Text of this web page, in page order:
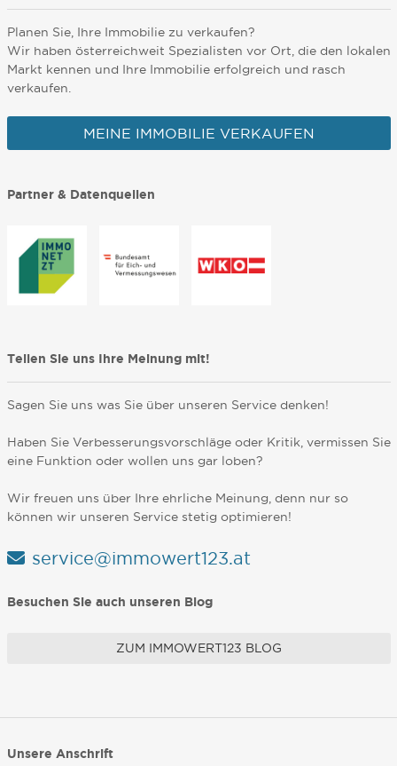
Planen Sie, Ihre Immobilie zu verkaufen?
Wir haben österreichweit Spezialisten vor Ort, die den lokalen
Markt kennen und Ihre Immobilie erfolgreich und rasch
verkaufen.
MEINE IMMOBILIE VERKAUFEN
Partner & Datenquellen
Teilen Sie uns Ihre Meinung mit!
Sagen Sie uns was Sie über unseren Service denken!
Haben Sie Verbesserungsvorschläge oder Kritik, vermissen Sie
eine Funktion oder wollen uns gar loben?
Wir freuen uns über Ihre ehrliche Meinung, denn nur so
können wir unseren Service stetig optimieren!
service@immowert123.at
Besuchen Sie auch unseren Blog
ZUM IMMOWERT123 BLOG
Unsere Anschrift